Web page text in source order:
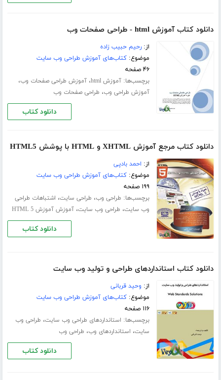
دانلود کتاب آموزش html - طراحی صفحات وب
از:رحیم حبیب زاده
موضوع:کتاب‌های آموزش طراحی وب سایت
۴۶ صفحه
برچسب‌ها:آموزش html ،آموزش طراحی صفحات وب،
آموزش طراحی وب، طراحی صفحات وب
دانلود کتاب
دانلود کتاب مرجع آموزش XHTML و HTML با پوشش HTML5
از: احمد بادپی
موضوع:کتاب‌های آموزش طراحی وب سایت
۱۹۹ صفحه
برچسب‌ها: طراحی وب، طراحی سایت، اشتباهات طراحی
وب سایت، طراحی وب سایت،آموزش آموزش HTML 5
دانلود کتاب
دانلود کتاب استانداردهای طراحی و تولید وب سایت
از: وحید قربانی
موضوع:کتاب‌های آموزش طراحی وب سایت
۱۱۶ صفحه
برچسب‌ها: استانداردهای طراحی وب سایت، طراحی وب
سایت، استانداردهای وب، طراحی وب
دانلود کتاب